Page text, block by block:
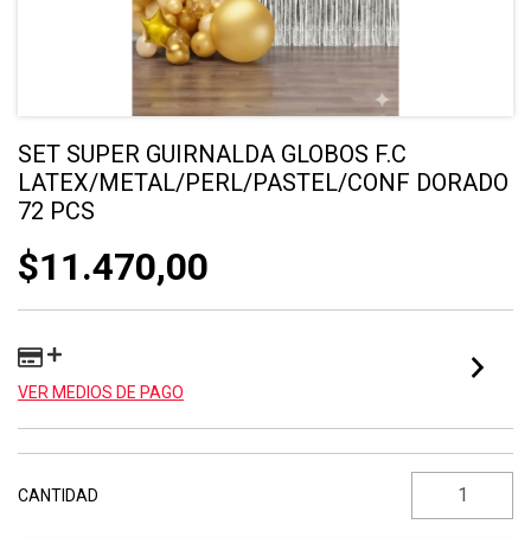
SET SUPER GUIRNALDA GLOBOS F.C
LATEX/METAL/PERL/PASTEL/CONF DORADO
72 PCS
$11.470,00
VER MEDIOS DE PAGO
CANTIDAD